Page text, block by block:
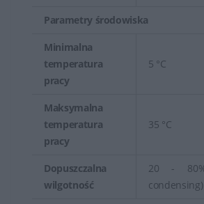
Parametry środowiska
Minimalna
temperatura
pracy
5 °C
Maksymalna
temperatura
pracy
35 °C
Dopuszczalna
wilgotność
20 -
condensing)